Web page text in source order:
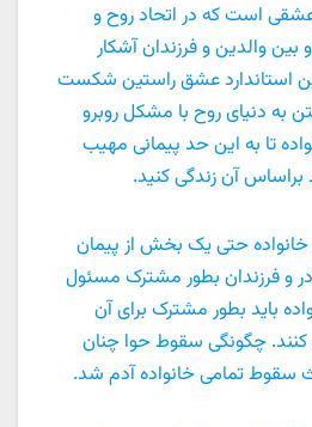
است که در اتحاد روح و
والدین و فرزندان آشکار
استاندارد عشق راستین شکست
به دنیای روح با مشکل روبرو
تا به این حد پیمانی مهیب
آن زندگی کنید.
خانواده حتی یک بخش از پیمان
و فرزندان بطور مشترک مسئول
باید بطور مشترک برای آن
چگونگی سقوط حوا چنان
سقوط تمامی خانواده آدم شد.